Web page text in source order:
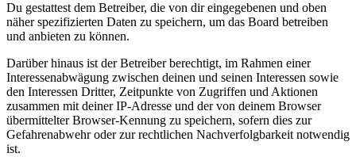
Du gestattest dem Betreiber, die von dir eingegebenen und oben
näher spezifizierten Daten zu speichern, um das Board betreiben
und anbieten zu können.
Darüber hinaus ist der Betreiber berechtigt, im Rahmen einer
Interessenabwägung zwischen deinen und seinen Interessen sowie
den Interessen Dritter, Zeitpunkte von Zugriffen und Aktionen
zusammen mit deiner IP-Adresse und der von deinem Browser
übermittelter Browser-Kennung zu speichern, sofern dies zur
Gefahrenabwehr oder zur rechtlichen Nachverfolgbarkeit notwendig
ist.